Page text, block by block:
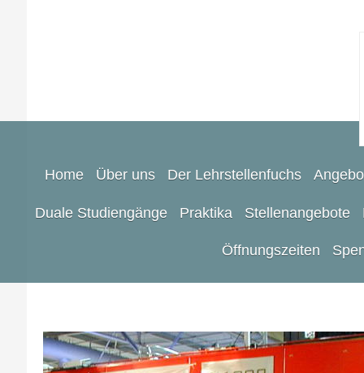
Home Über uns Der Lehrstellenfuchs
Duale Studiengänge Praktika Stellenangebote
Öffnungszeiten